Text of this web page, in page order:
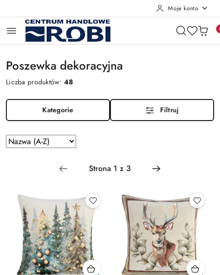
Moje konto
Poszewka dekoracyjna
Liczba produktów:48
Kategorie Filtruj
Zastosowano
sortowanie:
Sortuj
według